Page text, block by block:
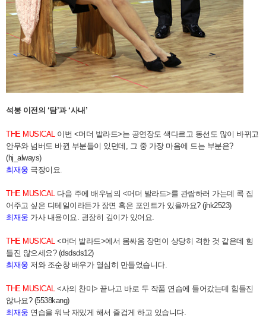
석봉 이전의 ‘탐’과 ‘사내’
THE MUSICAL이번 <머더 발라드>는 공연장도 색다르고 동선도 많이 바뀌고
안무와 넘버도 바뀐 부분들이 있던데, 그 중 가장 마음에 드는 부분은?
(hj_always)
최재웅 극장이요.
THE MUSICAL다음 주에 배우님의 <머더 발라드>를 관람하러 가는데 콕 집
어주고 싶은 디테일이라든가 장면 혹은 포인트가 있을까요? (jhk2523)
최재웅 가사 내용이요. 굉장히 깊이가 있어요.
THE MUSICAL<머더 발라드>에서 몸싸움 장면이 상당히 격한 것 같은데 힘
들진 않으세요? (dsdsds12)
최재웅 저와 조순창 배우가 열심히 만들었습니다.
THE MUSICAL<사의 찬미> 끝나고 바로 두 작품 연습에 들어갔는데 힘들진
않나요? (5538kang)
최재웅 연습을 워낙 재밌게 해서 즐겁게 하고 있습니다.